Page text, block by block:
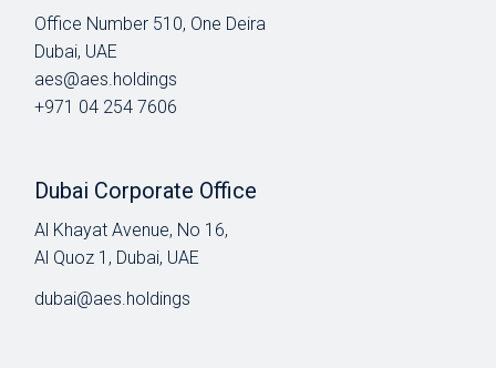
Office Number 510, One Deira
Dubai, UAE
aes@aes.holdings
+971 04 254 7606
Dubai Corporate Office
Al Khayat Avenue, No 16,
Al Quoz 1, Dubai, UAE
dubai@aes.holdings